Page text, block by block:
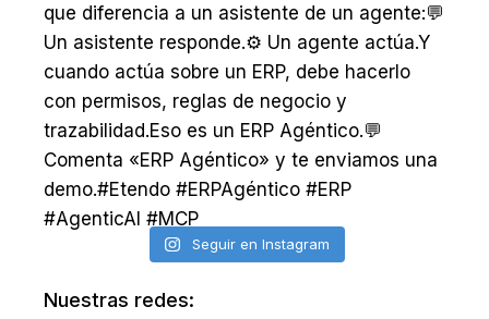
Seguir en Instagram
Nuestras redes: